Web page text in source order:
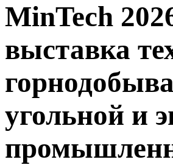
MinTech
выставка
угольной и